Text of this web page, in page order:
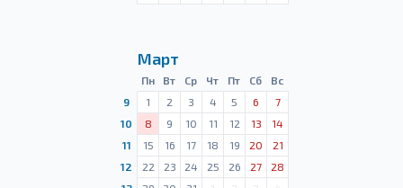
Март
Пн Вт Ср Чт Пт Сб
Вс
9
1 2 3 4 5 6
7
10
8 9 10 11 12 13
14
11
15 16 17 18 19 20
21
12
22 23 24 25 26 27
28